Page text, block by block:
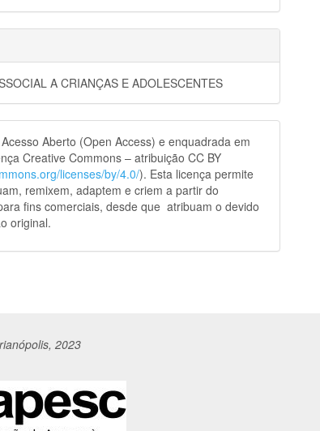
A CRIANÇAS E ADOLESCENTES
Aberto (Open Access) e enquadrada em
Creative Commons – atribuição CC BY
licenses/by/4.0/). Esta licença permite
remixem, adaptem e criem a partir do
fins comerciais, desde que atribuam o devido
original.
2023